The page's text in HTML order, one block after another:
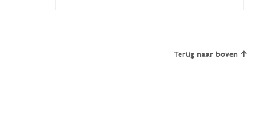
Terug naar boven